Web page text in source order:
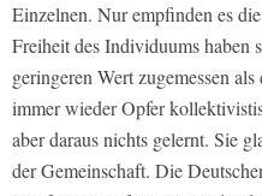
Einzelnen. Nur empfinden es
Freiheit des Individuums haben
geringeren Wert zugemessen
immer wieder Opfer
aber daraus nichts gelernt. Sie
der Gemeinschaft. Die